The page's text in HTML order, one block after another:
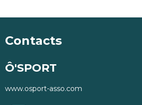
Contacts
Ô'SPORT
www.osport-asso.com